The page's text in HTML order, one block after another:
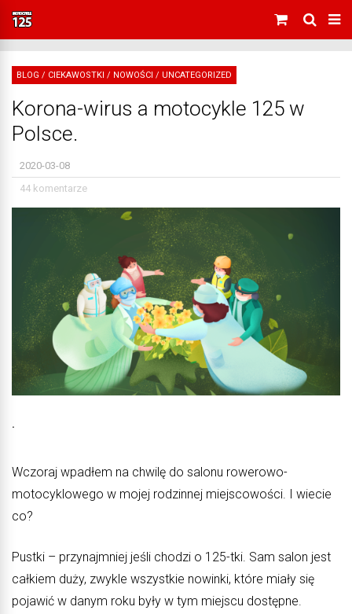
BLOG / CIEKAWOSTKI / NOWOŚCI / UNCATEGORIZED
Korona-wirus a motocykle 125 w
Polsce.
2020-03-08
44 komentarze
˙
Wczoraj wpadłem na chwilę do salonu rowerowo-
motocyklowego w mojej rodzinnej miejscowości. I wiecie
co?
Pustki – przynajmniej jeśli chodzi o 125-tki. Sam salon jest
całkiem duży, zwykle wszystkie nowinki, które miały się
pojawić w danym roku były w tym miejscu dostępne.